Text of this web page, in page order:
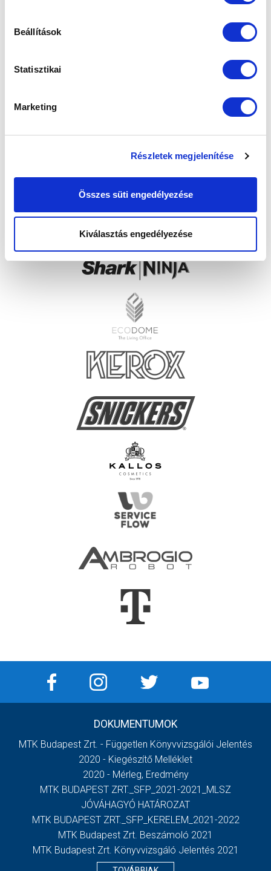
Beállítások
Statisztikai
Marketing
Részletek megjelenítése
Összes süti engedélyezése
Kiválasztás engedélyezése
DOKUMENTUMOK
MTK Budapest Zrt. - Független Könyvvizsgálói Jelentés
2020 - Kiegészítő Melléklet
2020 - Mérleg, Eredmény
MTK BUDAPEST ZRT._SFP_2021-2021_MLSZ
JÓVÁHAGYÓ HATÁROZAT
MTK BUDAPEST ZRT._SFP_KERELEM_2021-2022
MTK Budapest Zrt. Beszámoló 2021
MTK Budapest Zrt. Könyvvizsgáló Jelentés 2021